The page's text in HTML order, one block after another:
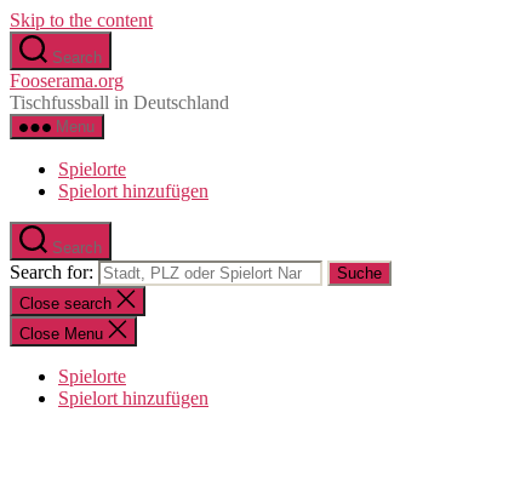
Skip to the content
Search
Fooserama.org
Tischfussball in Deutschland
Menu
Spielorte
Spielort hinzufügen
Search
Search for:
Close search
Close Menu
Spielorte
Spielort hinzufügen